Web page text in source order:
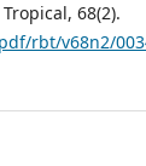
68(2).
rbt/v68n2/